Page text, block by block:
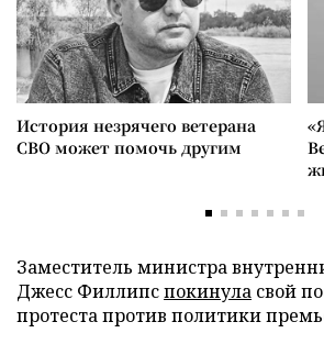
История незрячего ветерана
СВО может помочь другим
Заместитель министра
Джесс Филлипспокинула свой
протеста против политики